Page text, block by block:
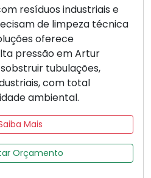
resíduos industriais e
de limpeza técnica
oferece
pressão em Artur
tubulações,
com total
ambiental.
Mais
Orçamento